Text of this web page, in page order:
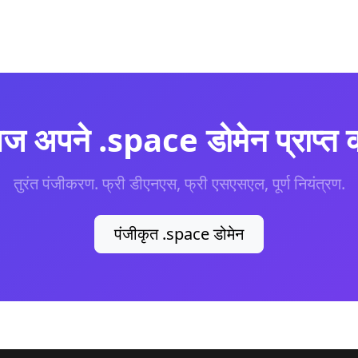
अपने .space डोमेन प्राप्त
तुरंत पंजीकरण. फ्री डीएनएस, फ्री एसएसएल, पूर्ण नियंत्रण.
पंजीकृत .space डोमेन